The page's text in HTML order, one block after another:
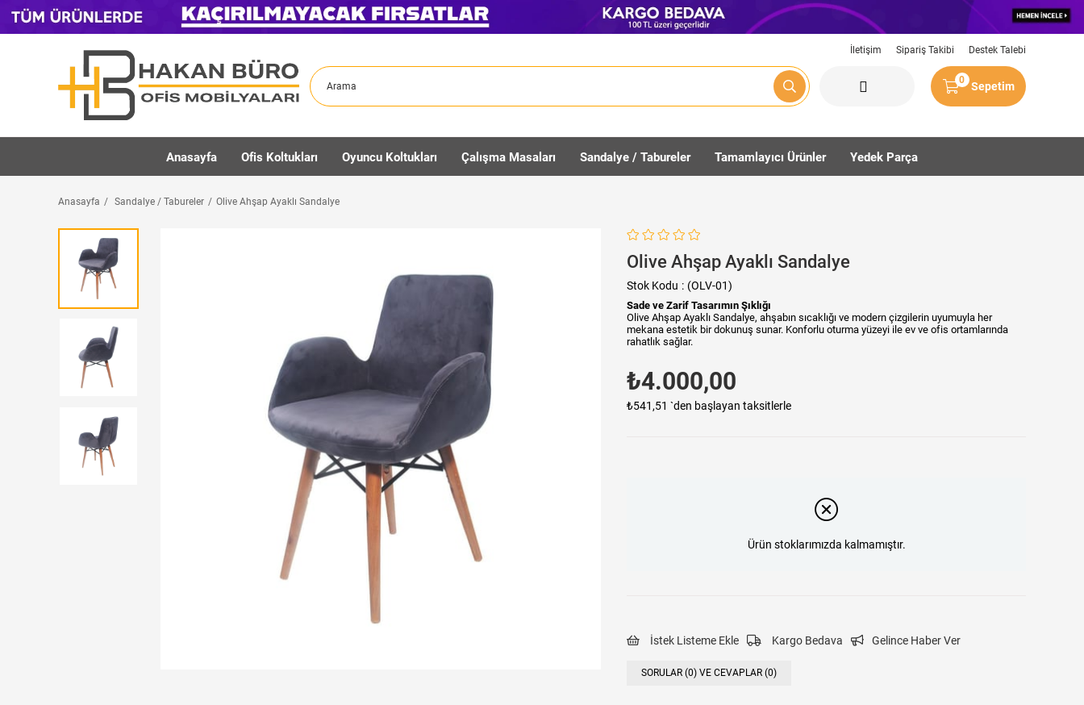
Sepetim
0
İletişim Sipariş Takibi Destek Talebi
Anasayfa Ofis Koltukları Oyuncu Koltukları Çalışma Masaları Sandalye / Tabureler Tamamlayıcı Ürünler Yedek Parça
Anasayfa Sandalye / Tabureler Olive Ahşap Ayaklı Sandalye
Olive Ahşap Ayaklı Sandalye
Stok Kodu (OLV-01)
Sade ve Zarif Tasarımın Şıklığı
Olive Ahşap Ayaklı Sandalye, ahşabın sıcaklığı ve modern çizgilerin uyumuyla her
mekana estetik bir dokunuş sunar. Konforlu oturma yüzeyi ile ev ve ofis ortamlarında
rahatlık sağlar.
₺4.000,00
₺541,51 `den başlayan taksitlerle
Ürün stoklarımızda kalmamıştır.
İstek Listeme Ekle Kargo Bedava Gelince Haber Ver
SORULAR (0) VE CEVAPLAR (0)